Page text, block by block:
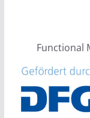
Functional